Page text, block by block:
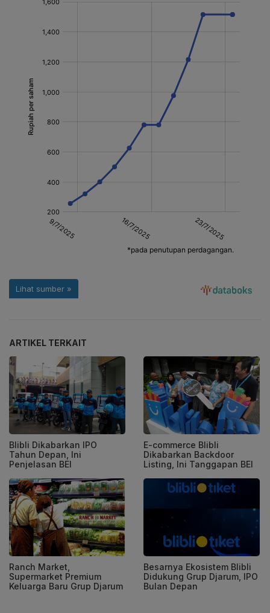
ARTIKEL TERKAIT
Blibli Dikabarkan IPO
Tahun Depan, Ini
Penjelasan BEI
E-commerce Blibli
Dikabarkan Backdoor
Listing, Ini Tanggapan BEI
Ranch Market,
Supermarket Premium
Keluarga Baru Grup Djarum
Besarnya Ekosistem Blibli
Didukung Grup Djarum, IPO
Bulan Depan